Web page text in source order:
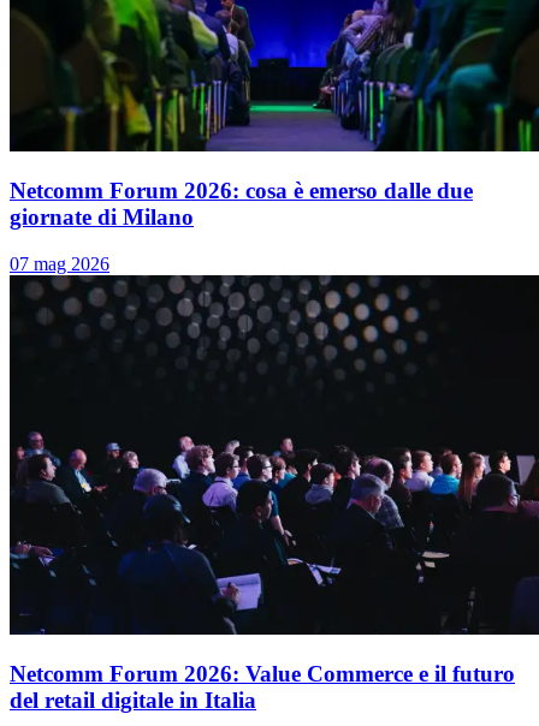
Netcomm Forum 2026: cosa è emerso dalle due
giornate di Milano
07 mag 2026
Netcomm Forum 2026: Value Commerce e il futuro
del retail digitale in Italia